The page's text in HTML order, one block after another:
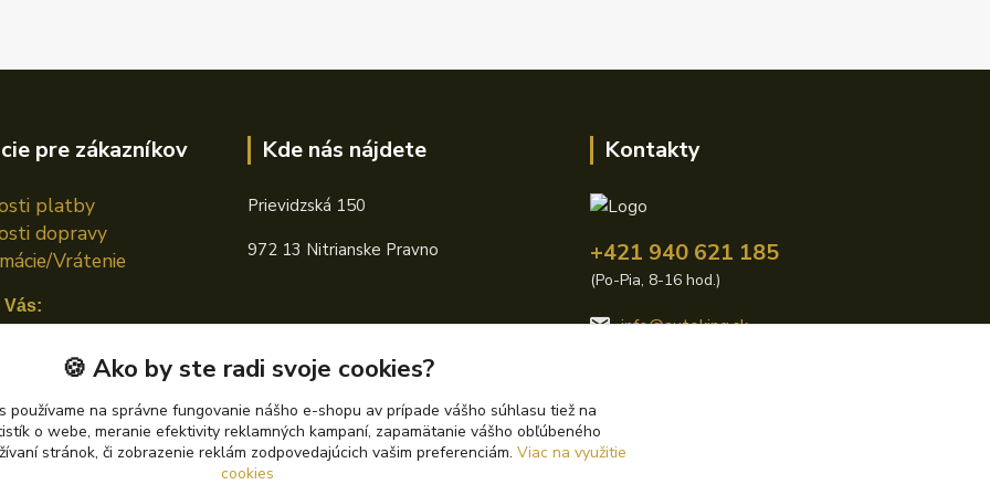
pre zákazníkov
platby
dopravy
Vrátenie
Vás:
Kde nás nájdete
Prievidzská 150
972 13 Nitrianske Pravno
Kontakty
+421 940 621 185
(Po-Pia, 8-16 hod.)
info@autoking.sk
🍪 Ako by ste radi svoje cookies?
používame na správne fungovanie nášho e-shopu av prípade vášho súhlasu tiež na
o webe, meranie efektivity reklamných kampaní, zapamätanie vášho obľúbeného
stránok, či zobrazenie reklám zodpovedajúcich vašim preferenciám. Viac na využitie
cookies